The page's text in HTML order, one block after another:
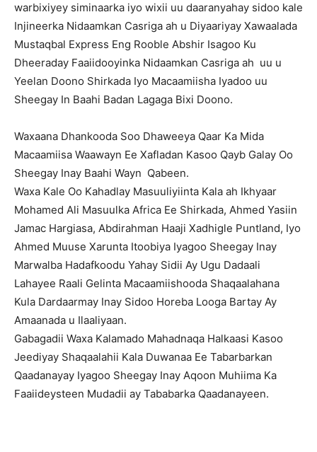
warbixiyey siminaarka iyo wixii uu daaranyahay sidoo kale
Injineerka Nidaamkan Casriga ah u Diyaariyay Xawaalada
Mustaqbal Express Eng Rooble Abshir Isagoo Ku
Dheeraday Faaiidooyinka Nidaamkan Casriga ah uu u
Yeelan Doono Shirkada Iyo Macaamiisha Iyadoo uu
Sheegay In Baahi Badan Lagaga Bixi Doono.
Waxaana Dhankooda Soo Dhaweeya Qaar Ka Mida
Macaamiisa Waawayn Ee Xafladan Kasoo Qayb Galay Oo
Sheegay Inay Baahi Wayn Qabeen.
Waxa Kale Oo Kahadlay Masuuliyiinta Kala ah Ikhyaar
Mohamed Ali Masuulka Africa Ee Shirkada, Ahmed Yasiin
Jamac Hargiasa, Abdirahman Haaji Xadhigle Puntland, Iyo
Ahmed Muuse Xarunta Itoobiya Iyagoo Sheegay Inay
Marwalba Hadafkoodu Yahay Sidii Ay Ugu Dadaali
Lahayee Raali Gelinta Macaamiishooda Shaqaalahana
Kula Dardaarmay Inay Sidoo Horeba Looga Bartay Ay
Amaanada u Ilaaliyaan.
Gabagadii Waxa Kalamado Mahadnaqa Halkaasi Kasoo
Jeediyay Shaqaalahii Kala Duwanaa Ee Tabarbarkan
Qaadanayay Iyagoo Sheegay Inay Aqoon Muhiima Ka
Faaiideysteen Mudadii ay Tababarka Qaadanayeen.